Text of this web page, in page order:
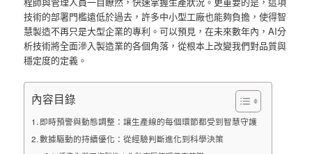
技術的部署門檻遠低於過去，許多中小型工廠也能夠負擔，使得智
慧製造不再只是大型企業的專利。可以預見，在未來數年內，AI分
析技術將全面滲入製造業的各個角落，從根本上改變我們對品質與
穩定度的定義。
內容目錄
即時預警與動態調整：讓生產線的每個環節都受到智慧守護
數據驅動的持續優化：從經驗判斷進化到科學決策